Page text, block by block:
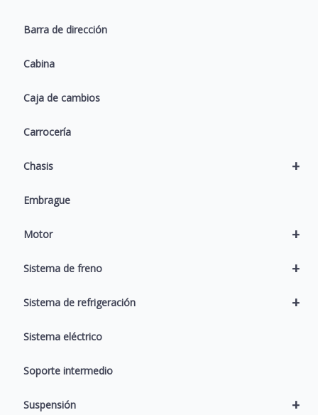
Barra de dirección
Cabina
Caja de cambios
Carrocería
+
Chasis
Embrague
+
Motor
+
Sistema de freno
+
Sistema de refrigeración
Sistema eléctrico
Soporte intermedio
+
Suspensión